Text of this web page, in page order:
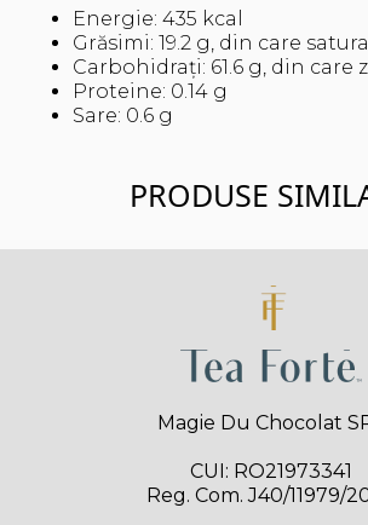
Energie: 435 kcal
Grăsimi: 19.2 g, din care
Carbohidrați: 61.6 g, din care
Proteine: 0.14 g
Sare: 0.6 g
PRODUSE
Magie Du Chocolat
CUI: RO21973341
Reg. Com. J40/11979/